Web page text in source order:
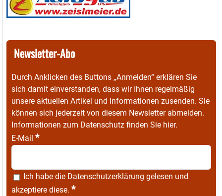
Newsletter-Abo
Durch Anklicken des Buttons „Anmelden“ erklären Sie
sich damit einverstanden, dass wir Ihnen regelmäßig
unsere aktuellen Artikel und Informationen zusenden. Sie
können sich jederzeit von diesem Newsletter abmelden.
Informationen zum Datenschutz finden Sie hier.
E-Mail *
Ich habe die Datenschutzerklärung gelesen und
akzeptiere diese. *